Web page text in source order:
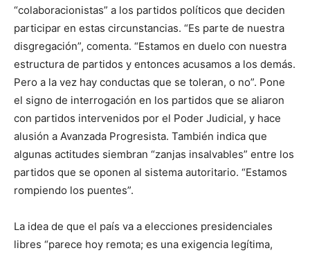
“colaboracionistas” a los partidos políticos que deciden
participar en estas circunstancias. “Es parte de nuestra
disgregación”, comenta. “Estamos en duelo con nuestra
estructura de partidos y entonces acusamos a los demás.
Pero a la vez hay conductas que se toleran, o no”. Pone
el signo de interrogación en los partidos que se aliaron
con partidos intervenidos por el Poder Judicial, y hace
alusión a Avanzada Progresista. También indica que
algunas actitudes siembran “zanjas insalvables” entre los
partidos que se oponen al sistema autoritario. “Estamos
rompiendo los puentes”.
La idea de que el país va a elecciones presidenciales
libres “parece hoy remota; es una exigencia legítima,